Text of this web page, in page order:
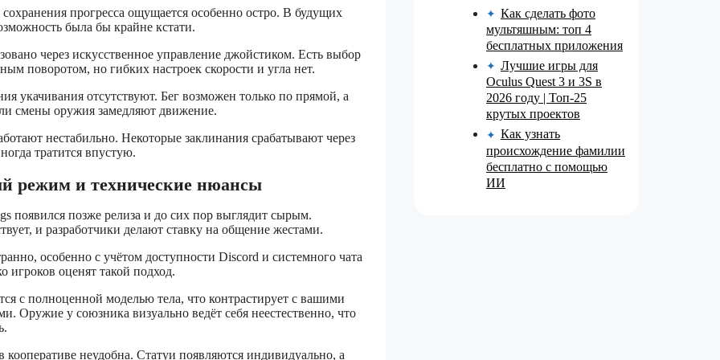
прогресса ощущается особенно остро. В будущих
была бы крайне кстати.
через искусственное управление джойстиком. Есть выбор
поворотом, но гибких настроек скорости и угла нет.
укачивания отсутствуют. Бег возможен только по прямой, а
смены оружия замедляют движение.
нестабильно. Некоторые заклинания срабатывают через
тратится впустую.
режим и технические нюансы
появился позже релиза и до сих пор выглядит сырым.
и разработчики делают ставку на общение жестами.
особенно с учётом доступности Discord и системного чата
игроков оценят такой подход.
с полноценной моделью тела, что контрастирует с вашими
Оружие у союзника визуально ведёт себя неестественно, что
неудобна. Статуи появляются индивидуально, а
✦ Как сделать фото
мультяшным: топ 4
бесплатных приложения
✦ Лучшие игры для
Oculus Quest 3 и 3S в
2026 году | Топ-25
крутых проектов
✦ Как узнать
происхождение фамилии
бесплатно с помощью
ИИ